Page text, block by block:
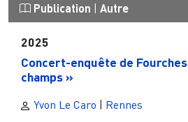
Publication | Autre
2025
Concert-enquête de
champs »
Yvon Le Caro Rennes